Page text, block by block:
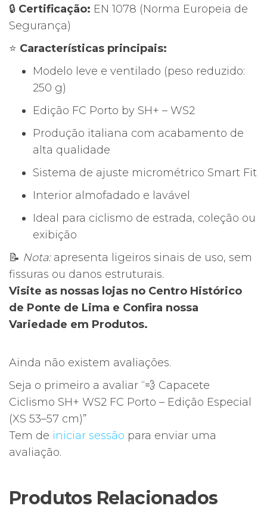
🔒 Certificação: EN 1078 (Norma Europeia de
Segurança)
⭐ Características principais:
Modelo leve e ventilado (peso reduzido:
250 g)
Edição FC Porto by SH+ – WS2
Produção italiana com acabamento de
alta qualidade
Sistema de ajuste micrométrico Smart Fit
Interior almofadado e lavável
Ideal para ciclismo de estrada, coleção ou
exibição
📝 Nota:apresenta ligeiros sinais de uso, sem
fissuras ou danos estruturais.
Visite as nossas lojas no Centro Histórico
de Ponte de Lima e Confira nossa
Variedade em Produtos.
Ainda não existem avaliações.
Seja o primeiro a avaliar “💨 Capacete
Ciclismo SH+ WS2 FC Porto – Edição Especial
(XS 53–57 cm)”
Tem de iniciar sessão para enviar uma
avaliação.
Produtos Relacionados